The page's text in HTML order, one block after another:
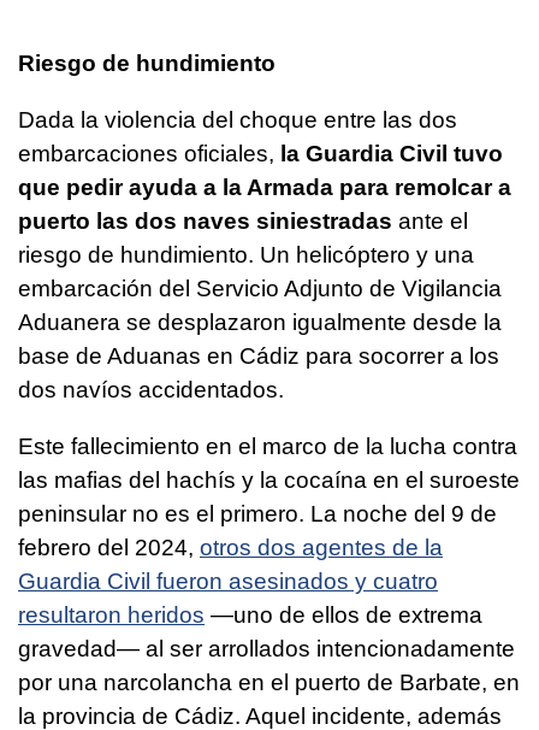
Riesgo de hundimiento
Dada la violencia del choque entre las dos
embarcaciones oficiales, la Guardia Civil tuvo
que pedir ayuda a la Armada para remolcar a
puerto las dos naves siniestradas ante el
riesgo de hundimiento. Un helicóptero y una
embarcación del Servicio Adjunto de Vigilancia
Aduanera se desplazaron igualmente desde la
base de Aduanas en Cádiz para socorrer a los
dos navíos accidentados.
Este fallecimiento en el marco de la lucha contra
las mafias del hachís y la cocaína en el suroeste
peninsular no es el primero. La noche del 9 de
febrero del 2024, otros dos agentes de la
Guardia Civil fueron asesinados y cuatro
resultaron heridos —uno de ellos de extrema
gravedad— al ser arrollados intencionadamente
por una narcolancha en el puerto de Barbate, en
la provincia de Cádiz. Aquel incidente, además